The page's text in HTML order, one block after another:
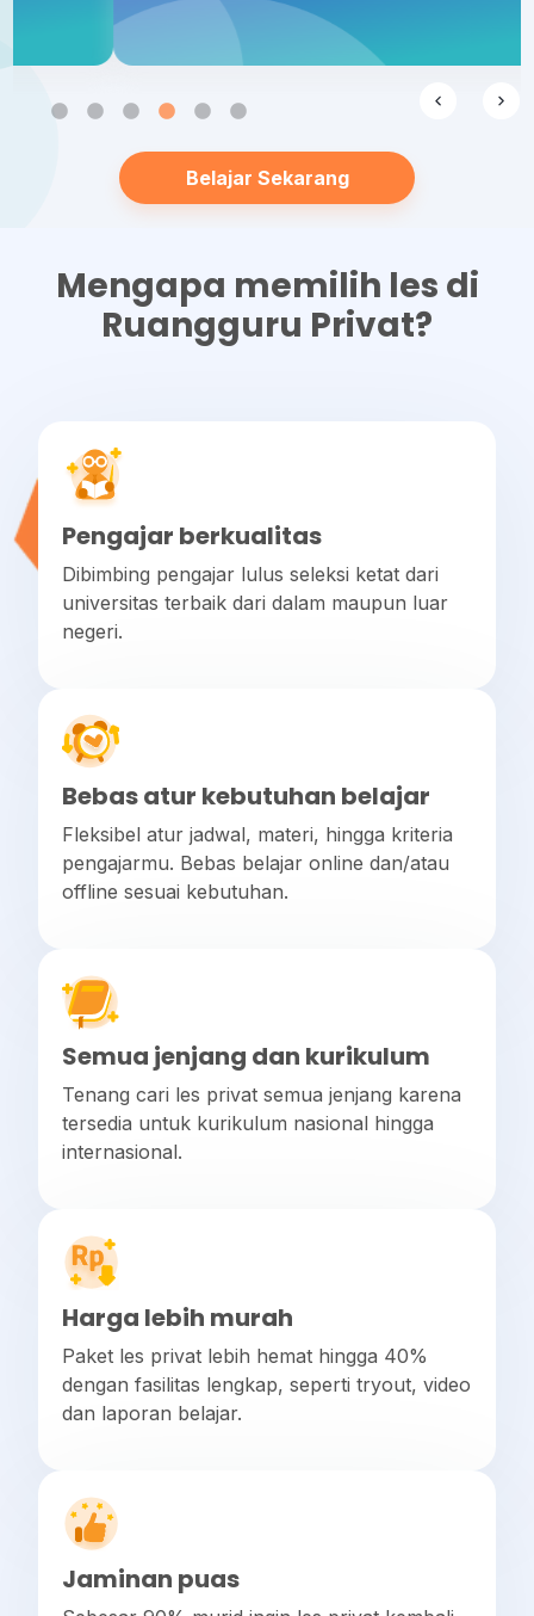
Belajar Sekarang
Mengapa memilih les di
Ruangguru Privat?
Pengajar berkualitas
Dibimbing pengajar lulus seleksi ketat dari
universitas terbaik dari dalam maupun luar
negeri.
Bebas atur kebutuhan belajar
Fleksibel atur jadwal, materi, hingga kriteria
pengajarmu. Bebas belajar online dan/atau
offline sesuai kebutuhan.
Semua jenjang dan kurikulum
Tenang cari les privat semua jenjang karena
tersedia untuk kurikulum nasional hingga
internasional.
Harga lebih murah
Paket les privat lebih hemat hingga 40%
dengan fasilitas lengkap, seperti tryout, video
dan laporan belajar.
Jaminan puas